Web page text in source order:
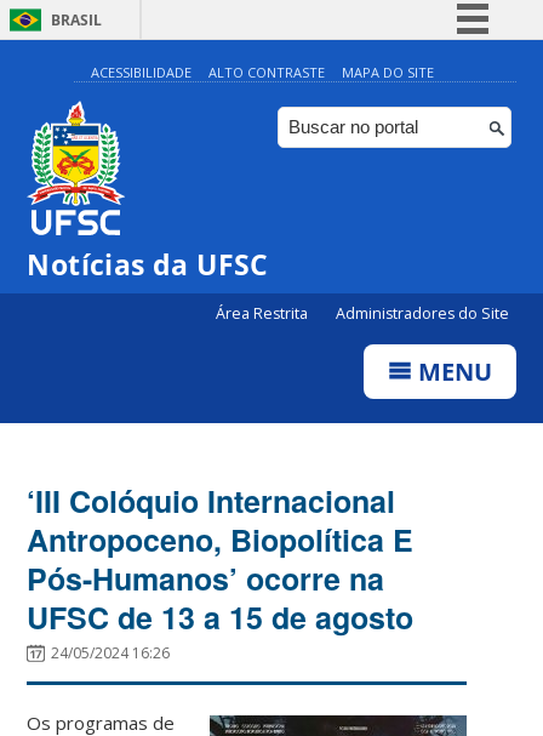
BRASIL
Simplifique!
Comunica BR
Participe
ACESSIBILIDADE ALTO CONTRASTE MAPA DO SITE
Notícias da UFSC
Área Restrita Administradores do Site
MENU
‘III Colóquio Internacional
Antropoceno, Biopolítica E
Pós-Humanos’ ocorre na
UFSC de 13 a 15 de agosto
24/05/2024 16:26
Os programas de